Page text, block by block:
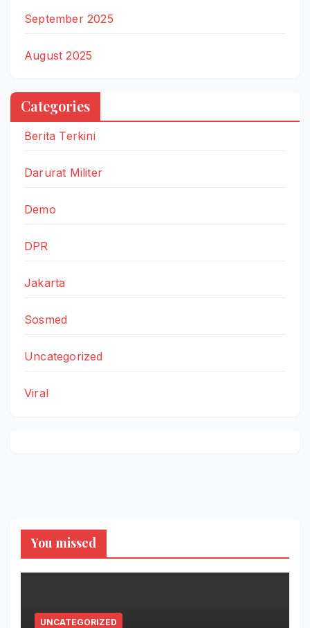
September 2025
August 2025
Categories
Berita Terkini
Darurat Militer
Demo
DPR
Jakarta
Sosmed
Uncategorized
Viral
You missed
UNCATEGORIZED